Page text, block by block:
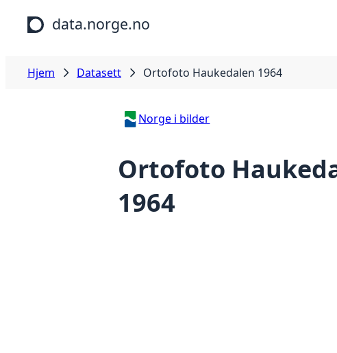
Hopp til hovedinnhold
data.norge.no
Hjem Datasett Ortofoto Haukedalen 1964
Norge i bilder
Ortofoto
1964